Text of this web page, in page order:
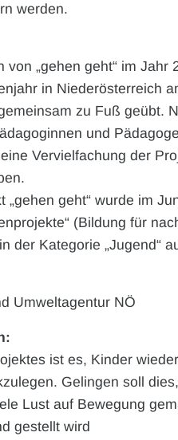
werden.
von „gehen geht“ im
in Niederösterreich
zu Fuß geübt.
und
Vervielfachung der
„gehen geht“ wurde im
(Bildung für
der Kategorie „Jugend“
Umweltagentur NÖ
ist es, Kinder
Gelingen soll
Lust auf Bewegung
gestellt wird